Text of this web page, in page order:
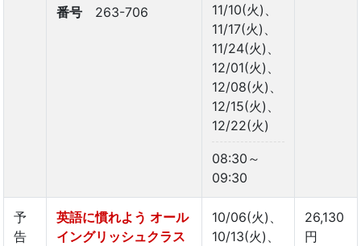
番号 263-706
11/10(火)、
11/17(火)、
11/24(火)、
12/01(火)、
12/08(火)、
12/15(火)、
12/22(火)
08:30～
09:30
予
告
英語に慣れよう オール
イングリッシュクラス
10/06(火)、
10/13(火)、
26,130
円